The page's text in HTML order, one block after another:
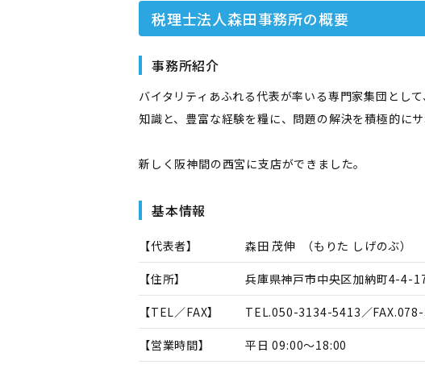
税理士法人森田事務所の概要
事務所紹介
バイタリティあふれる代表が率いる専門家集団とし
知識と、豊富な経験を糧に、問題の解決を積極的にサ
新しく阪神間の西宮に支店ができました。
基本情報
【代表者】 森田 茂伸 （もりた しげのぶ）
【住所】 兵庫県神戸市中央区加納町4-4-
【TEL／FAX】 TEL.050-3134-5413／FAX.
【営業時間】 平日 09:00～18:00